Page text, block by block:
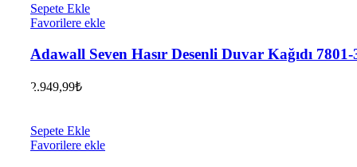
Sepete Ekle
Favorilere ekle
Adawall Seven Hasır Desenli Duvar Kağıdı 7801-
2.949,99₺
Sepete Ekle
Favorilere ekle